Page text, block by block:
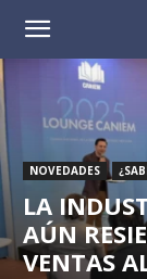
Voz
de
las
Empresas
NOVEDADES
LA
AÚN
VENTAS